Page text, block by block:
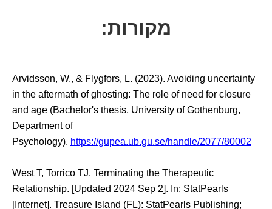
מקורות:
Arvidsson, W., & Flygfors, L. (2023). Avoiding uncertainty
in the aftermath of ghosting: The role of need for closure
and age (Bachelor's thesis, University of Gothenburg,
Department of
Psychology). https://gupea.ub.gu.se/handle/2077/80002
West T, Torrico TJ. Terminating the Therapeutic
Relationship. [Updated 2024 Sep 2]. In: StatPearls
[Internet]. Treasure Island (FL): StatPearls Publishing;